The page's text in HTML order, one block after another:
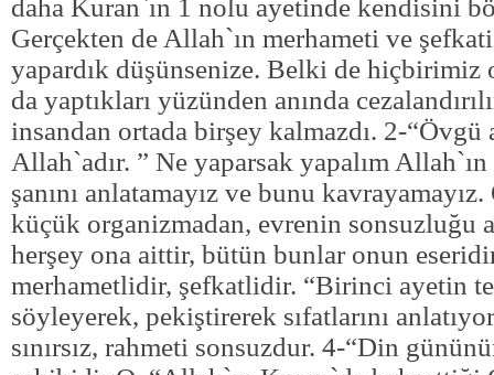
daha Kuran`ın 1 nolu ayetinde kendisini
Gerçekten de Allah`ın merhameti ve
yapardık düşünsenize. Belki de hiçbirimiz
da yaptıkları yüzünden anında
insandan ortada birşey kalmazdı. 2-
Allah`adır. ” Ne yaparsak yapalım
şanını anlatamayız ve bunu
küçük organizmadan, evrenin sonsuzluğu
herşey ona aittir, bütün bunlar onun
merhametlidir, şefkatlidir. “Birinci ayetin
söyleyerek, pekiştirerek sıfatlarını
sınırsız, rahmeti sonsuzdur. 4-“Din